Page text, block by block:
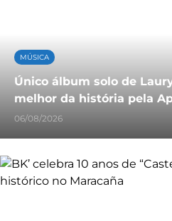
MÚSICA
Único álbum solo de
melhor da história pela
06/08/2026